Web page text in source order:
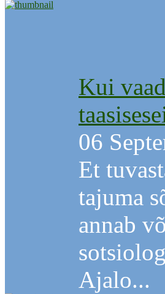
Kui
06
Et
tajuma
annab
Ajalo...